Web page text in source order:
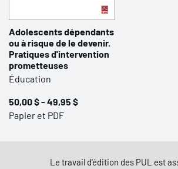
Adolescents dépendants
ou à risque de le devenir.
Pratiques d'intervention
prometteuses
Éducation
50,00 $ - 49,95 $
Papier et PDF
Le travail d'édition des PUL est